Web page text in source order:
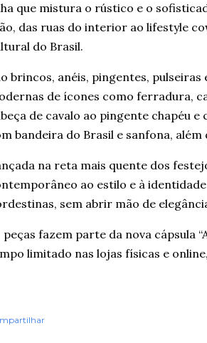
que mistura o rústico e o
das ruas do interior ao lifestyle
do Brasil.
brincos, anéis, pingentes,
de ícones como ferradura,
de cavalo ao pingente chapéu
bandeira do Brasil e sanfona,
na reta mais quente dos
ao estilo e à
sem abrir mão de
peças fazem parte da nova cápsula
limitado nas lojas físicas e